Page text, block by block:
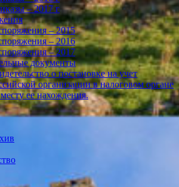
– 2017 г
– 2015
– 2016
– 2017
документы
о постановке на учет
организации в налоговом органе
ее нахождения.